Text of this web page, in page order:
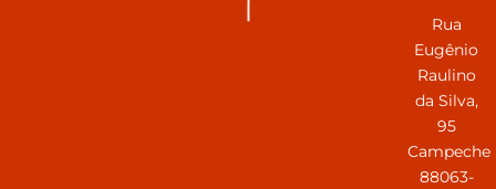
Rua
Eugênio
Raulino
da Silva,
95
Campeche
88063-